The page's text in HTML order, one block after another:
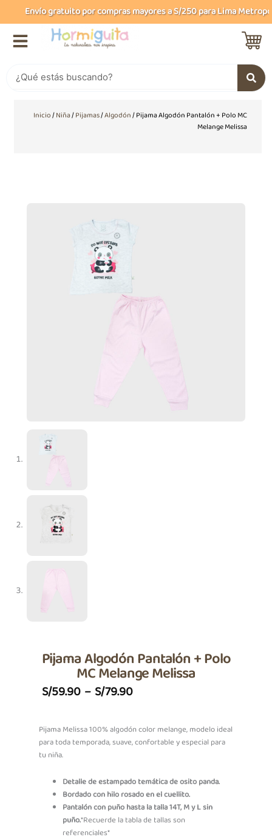
al
contenido
Envío gratuito por compras mayores a S/250 para Lima
Inicio/Niña/Pijamas/Algodón/ Pijama Algodón Pantalón + Polo MC
Melange Melissa
Pijama Algodón Pantalón + Polo
MC Melange Melissa
S/59.90 – S/79.90Price
S/59.90
Through
Pijama Melissa 100% algodón color melange, modelo ideal
para toda temporada, suave, confortable y especial para
tu niña.
Detalle de estampado temática de osito panda.
Bordado con hilo rosado en el cuellito.
Pantalón con puño hasta la talla 14T, M y L sin
puño.*Recuerde la tabla de tallas son
referenciales*